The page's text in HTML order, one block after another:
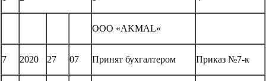
ООО «AKMAL»
7 2020 27 07 Принят бухгалтером Приказ №7-к